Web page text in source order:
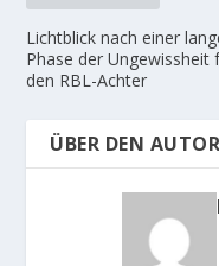
Lichtblick nach einer
Phase der Ungewissheit
den RBL-Achter
ÜBER DEN AUTOR